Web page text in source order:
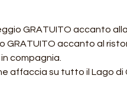
GRATUITO accanto
accanto al
compagnia.
affaccia su tutto il Lago di